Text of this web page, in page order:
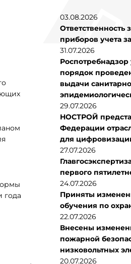
года
03.08.2026
Ответственность
приборов учета
31.07.2026
порядок
выдачи
29.07.2026
НОСТРОЙ
Федерации
для
27.07.2026
первого
24.07.2026
Приняты
обучения по
22.07.2026
Внесены
пожарной
низковольтных
20.07.2026